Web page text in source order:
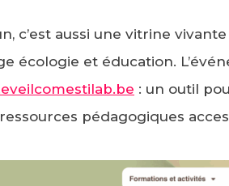
c’est aussi une vitrine
écologie et éducation.
: un outil
pédagogiques